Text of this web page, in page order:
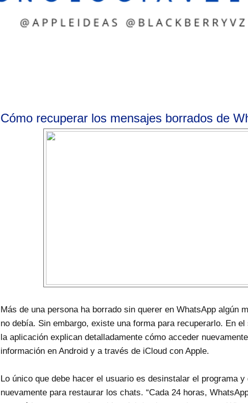
Cómo recuperar los mensajes borrados de
Más de una persona ha borrado sin querer en WhatsApp algún
no debía. Sin embargo, existe una forma para recuperarlo. En el
la aplicación explican detalladamente cómo acceder
información en Android y a través de iCloud con Apple.
Lo único que debe hacer el usuario es desinstalar el programa y
nuevamente para restaurar los chats. “Cada 24 horas,